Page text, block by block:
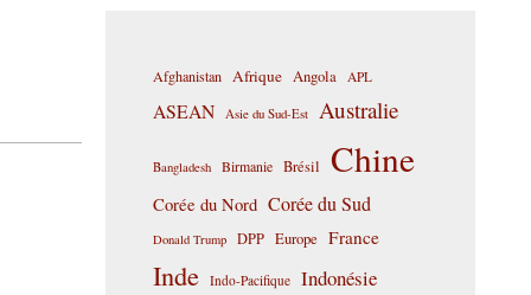
Afghanistan Afrique Angola APL
ASEAN Asie du Sud-Est Australie
Bangladesh Birmanie Brésil Chine
Corée du Nord Corée du Sud
Donald Trump DPP Europe France
Inde Indo-Pacifique Indonésie